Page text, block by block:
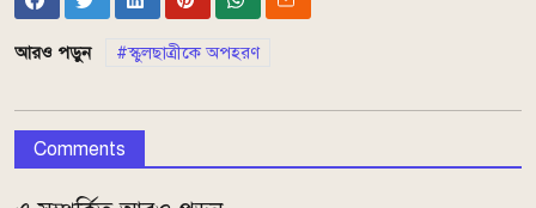
আরও পড়ুন স্কুলছাত্রীকে অপহরণ
Comments